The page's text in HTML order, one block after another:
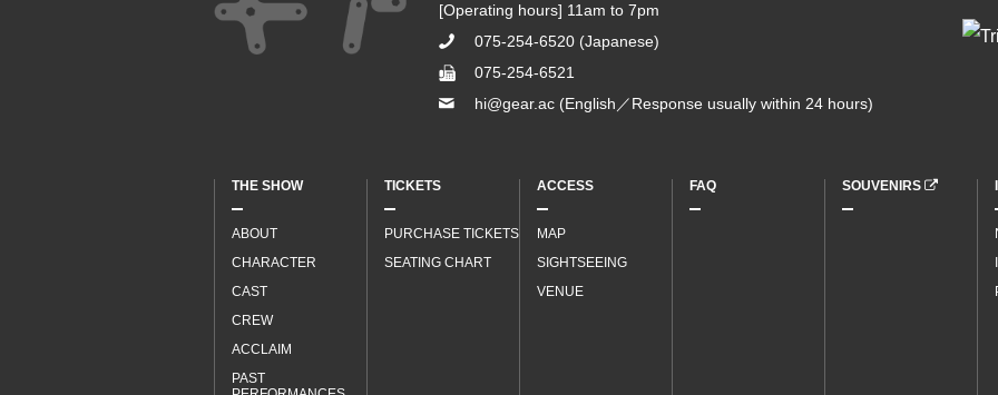
[Operating hours] 11am to 7pm
075-254-6520 (Japanese)
075-254-6521
hi@gear.ac (English／Response usually within 24 hours)
THE SHOW
ABOUT
CHARACTER
CAST
CREW
ACCLAIM
PAST
TICKETS
PURCHASE TICKETS
SEATING CHART
ACCESS
MAP
SIGHTSEEING
VENUE
FAQ SOUVENIRS